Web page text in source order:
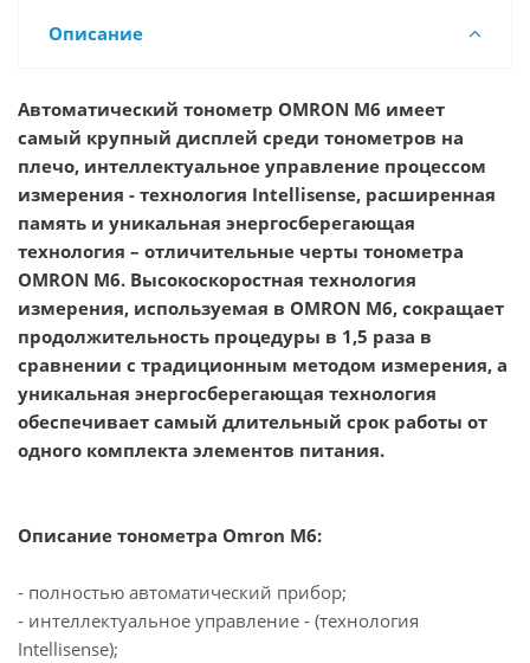
Описание
Автоматический тонометр OMRON M6 имеет
самый крупный дисплей среди тонометров на
плечо, интеллектуальное управление процессом
измерения - технология Intellisense, расширенная
память и уникальная энергосберегающая
технология – отличительные черты тонометра
OMRON М6. Высокоскоростная технология
измерения, используемая в OMRON М6, сокращает
продолжительность процедуры в 1,5 раза в
сравнении с традиционным методом измерения, а
уникальная энергосберегающая технология
обеспечивает самый длительный срок работы от
одного комплекта элементов питания.
Описание тонометра Omron M6:
- полностью автоматический прибор;
- интеллектуальное управление - (технология
Intellisense);